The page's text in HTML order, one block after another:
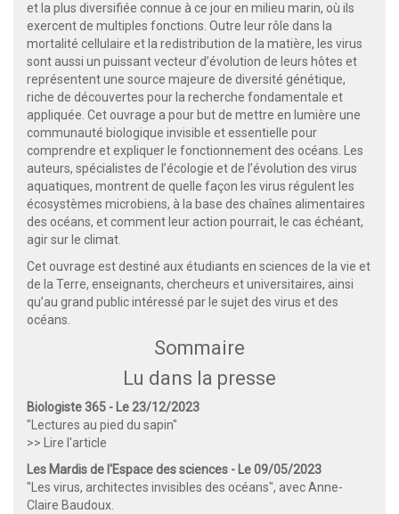
et la plus diversifiée connue à ce jour en milieu marin, où ils
exercent de multiples fonctions. Outre leur rôle dans la
mortalité cellulaire et la redistribution de la matière, les virus
sont aussi un puissant vecteur d’évolution de leurs hôtes et
représentent une source majeure de diversité génétique,
riche de découvertes pour la recherche fondamentale et
appliquée. Cet ouvrage a pour but de mettre en lumière une
communauté biologique invisible et essentielle pour
comprendre et expliquer le fonctionnement des océans. Les
auteurs, spécialistes de l’écologie et de l’évolution des virus
aquatiques, montrent de quelle façon les virus régulent les
écosystèmes microbiens, à la base des chaînes alimentaires
des océans, et comment leur action pourrait, le cas échéant,
agir sur le climat.
Cet ouvrage est destiné aux étudiants en sciences de la vie et
de la Terre, enseignants, chercheurs et universitaires, ainsi
qu’au grand public intéressé par le sujet des virus et des
océans.
Sommaire
Lu dans la presse
Biologiste 365 - Le 23/12/2023
"Lectures au pied du sapin"
>> Lire l'article
Les Mardis de l'Espace des sciences - Le 09/05/2023
"Les virus, architectes invisibles des océans", avec Anne-
Claire Baudoux.